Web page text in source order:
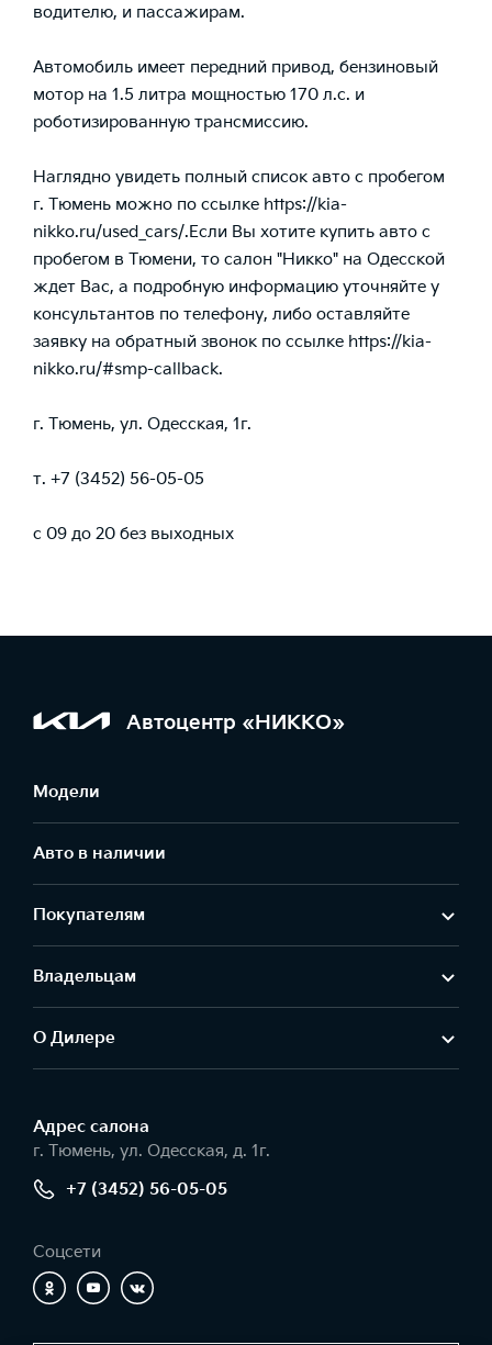
водителю, и пассажирам.
Автомобиль имеет передний привод, бензиновый
мотор на 1.5 литра мощностью 170 л.с. и
роботизированную трансмиссию.
Наглядно увидеть полный список авто с пробегом
г. Тюмень можно по ссылке https://kia-
nikko.ru/used_cars/.Если Вы хотите купить авто с
пробегом в Тюмени, то салон "Никко" на Одесской
ждет Вас, а подробную информацию уточняйте у
консультантов по телефону, либо оставляйте
заявку на обратный звонок по ссылке https://kia-
nikko.ru/#smp-callback.
г. Тюмень, ул. Одесская, 1г.
т. +7 (3452) 56-05-05
с 09 до 20 без выходных
Автоцентр «НИККО»
Модели
Авто в наличии
Покупателям
Владельцам
О Дилере
Адрес салонa
г. Тюмень, ул. Одесская, д. 1г.
+7 (3452) 56-05-05
Соцсети